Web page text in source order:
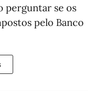
perguntar se os
pelo Banco